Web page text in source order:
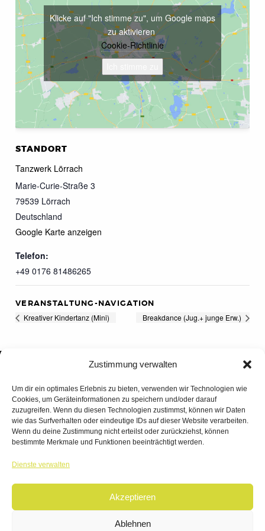
Zustimmung verwalten
Um dir ein optimales Erlebnis zu bieten, verwenden wir Technologien wie
Cookies, um Geräteinformationen zu speichern und/oder darauf
zuzugreifen. Wenn du diesen Technologien zustimmst, können wir Daten
wie das Surfverhalten oder eindeutige IDs auf dieser Website verarbeiten.
Wenn du deine Zustimmung nicht erteilst oder zurückziehst, können
bestimmte Merkmale und Funktionen beeinträchtigt werden.
Dienste verwalten
Akzeptieren
Ablehnen
STANDORT
Tanzwerk Lörrach
Marie-Curie-Straße 3
79539 Lörrach
Deutschland
Google Karte anzeigen
Telefon:
+49 0176 81486265
Klicke auf "Ich stimme zu", um Google maps
zu aktivieren
Cookie-Richtlinie
VERANSTALTUNG-NAVIGATION
Kreativer Kindertanz (Mini) Breakdance (Jug.+ junge Erw.)
© 2026 | TANZWERK
DATENSCHUTZ